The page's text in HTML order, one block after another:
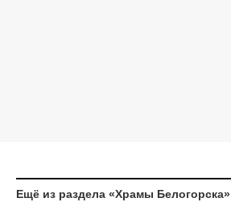
Ещё из раздела «Храмы Белогорска»